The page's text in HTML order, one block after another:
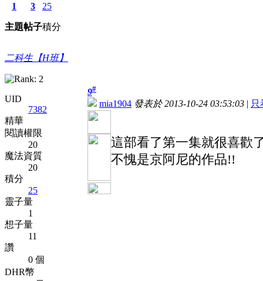
1
主題
3
帖子
25
積分
二科生【H班】
UID
7382
精華
閱讀權限
20
魔法資質
20
積分
25
靈子量
1
想子量
11
讚
0 個
DHR幣
9#
mia1904 發表於 2013-10-24 03:53:03 | 只
這部看了第一集就很喜歡
不愧是京阿尼的作品!!